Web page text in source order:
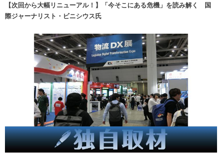
【次回から大幅リニューアル！】「今そこにある危機」を読み解く 国
際ジャーナリスト・ビニシウス氏